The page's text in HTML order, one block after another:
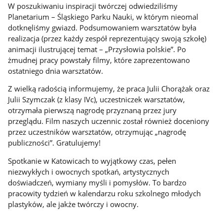
W poszukiwaniu inspiracji twórczej odwiedziliśmy
Planetarium – Śląskiego Parku Nauki, w którym nieomal
dotknęliśmy gwiazd. Podsumowaniem warsztatów była
realizacja (przez każdy zespół reprezentujący swoją szkołę)
animacji ilustrującej temat – „Przysłowia polskie”. Po
żmudnej pracy powstały filmy, które zaprezentowano
ostatniego dnia warsztatów.
Z wielką radością informujemy, że praca Julii Chorążak oraz
Julii Szymczak (z klasy IVc), uczestniczek warsztatów,
otrzymała pierwszą nagrodę przyznaną przez jury
przeglądu. Film naszych uczennic został również doceniony
przez uczestników warsztatów, otrzymując „nagrodę
publiczności”. Gratulujemy!
Spotkanie w Katowicach to wyjątkowy czas, pełen
niezwykłych i owocnych spotkań, artystycznych
doświadczeń, wymiany myśli i pomysłów. To bardzo
pracowity tydzień w kalendarzu roku szkolnego młodych
plastyków, ale jakże twórczy i owocny.